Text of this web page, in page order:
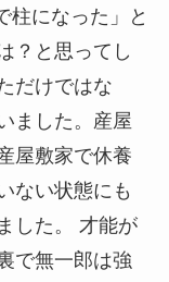
柱になった」と
？と思ってし
だけではな
ました。産屋
屋敷家で休養
ない状態にも
した。 才能が
で無一郎は強